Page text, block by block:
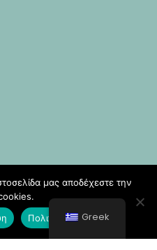
Greek
μας αποδέχεστε την
Πολιτική Cookies